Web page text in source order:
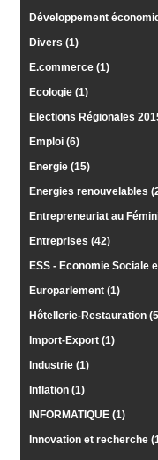
Développement
Divers (1)
E.commerce (1)
Ecologie (1)
Elections Régionales
Emploi (6)
Energie (15)
Energies renouvelables
Entrepreneuriat au
Entreprises (42)
ESS - Economie Sociale
Europarlement (1)
Hôtellerie-Restauration
Import-Export (1)
Industrie (1)
Inflation (1)
INFORMATIQUE (1)
Innovation et recherche